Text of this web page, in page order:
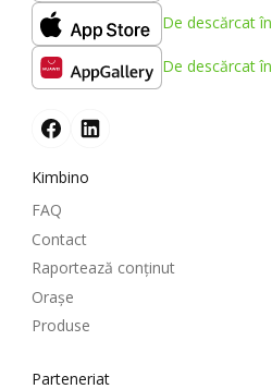
De descărcat în
De descărcat în
Kimbino
FAQ
Contact
Raportează conținut
Oraşe
Produse
Parteneriat